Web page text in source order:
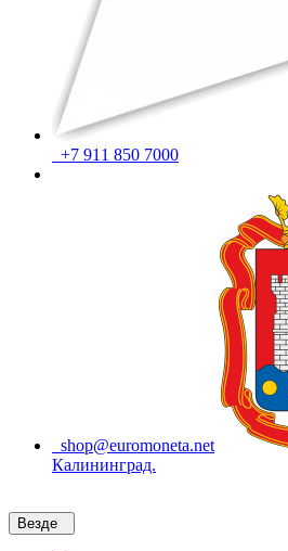
+7 911 850 7000
shop@euromoneta.net
Калининград.
Везде